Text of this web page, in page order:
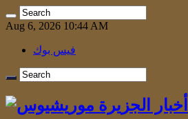
Aug 6, 2026 10:44 AM
فيس بوك